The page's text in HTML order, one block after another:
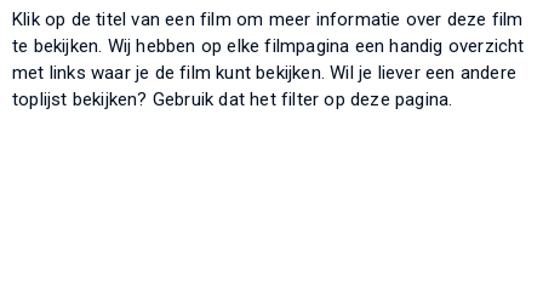
Klik op de titel van een film om meer informatie over deze film
te bekijken. Wij hebben op elke filmpagina een handig overzicht
met links waar je de film kunt bekijken. Wil je liever een andere
toplijst bekijken? Gebruik dat het filter op deze pagina.